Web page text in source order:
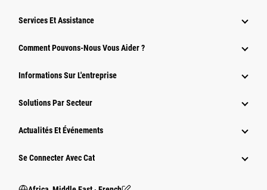
Services Et Assistance
Comment Pouvons-Nous Vous Aider ?
Informations Sur L'entreprise
Solutions Par Secteur
Actualités Et Événements
Se Connecter Avec Cat